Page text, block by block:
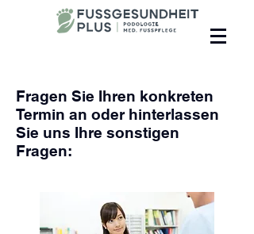
Fragen Sie Ihren konkreten
Termin an oder hinterlassen
Sie uns Ihre sonstigen
Fragen: